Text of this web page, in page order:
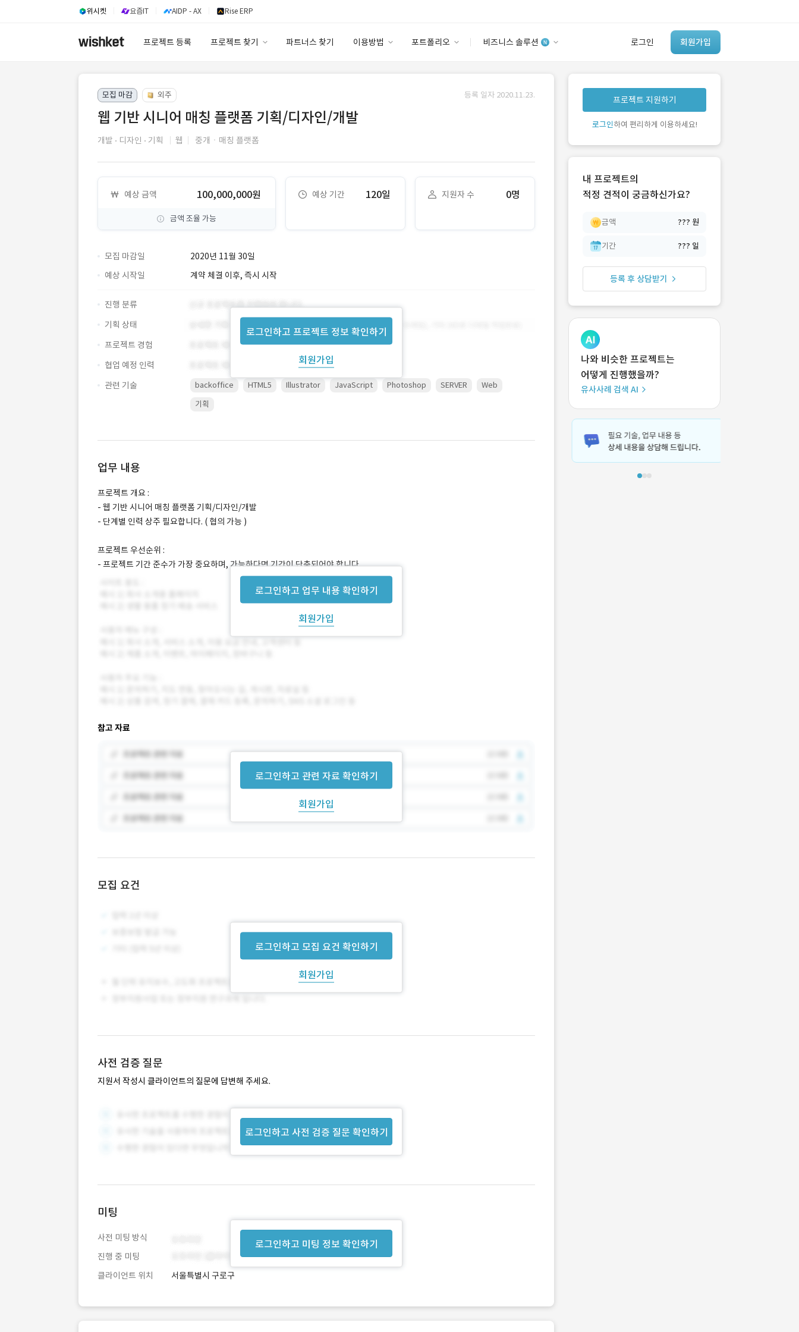
위시켓 요즘IT AIDP - AX Rise ERP
프로젝트 등록 프로젝트 찾기 파트너스 찾기 이용방법 포트폴리오 비즈니스 솔루션 로그인 회원가입
이용요금
고객센터
안심 코드 케어
유사사례 검색 AI
‘이런 거’ 만들어본
개발 회사 있어?
모집 마감 외주 등록 일자 2020.11.23.
웹 기반 시니어 매칭 플랫폼 기획/디자인/개발
개발 디자인 기획 웹 중개ㆍ매칭 플랫폼
예상 금액 100,000,000원
금액 조율 가능
예상 기간 120일 지원자 수 0명
모집 마감일 2020년 11월 30일
로그인하고 프로젝트 정보 확인하기
회원가입
예상 시작일 계약 체결 이후, 즉시 시작
진행 분류
기획 상태
프로젝트 경험
협업 예정 인력
관련 기술
backoffice HTML5 Illustrator JavaScript Photoshop SERVER
Web
기획
업무 내용
로그인하고 업무 내용 확인하기
회원가입
프로젝트 개요 :
- 웹 기반 시니어 매칭 플랫폼 기획/디자인/개발
- 단계별 인력 상주 필요합니다. ( 협의 가능 )
프로젝트 우선순위 :
- 프로젝트 기간 준수가 가장 중요하며, 가능하다면 기간이 단축되어야 합니다.
참고 자료
로그인하고 관련 자료 확인하기
회원가입
모집 요건
로그인하고 모집 요건 확인하기
회원가입
사전 검증 질문
지원서 작성시 클라이언트의 질문에 답변해 주세요.
로그인하고 사전 검증 질문 확인하기
로그인하고 미팅 정보 확인하기
미팅
사전 미팅 방식
진행 중 미팅
클라이언트 위치
서울특별시 구로구
프로젝트 지원하기
로그인하여 편리하게 이용하세요!
내 프로젝트의
적정 견적이 궁금하신가요?
금액 ??? 원
기간 ??? 일
등록 후 상담받기
나와 비슷한 프로젝트는
어떻게 진행했을까?
유사사례 검색 AI